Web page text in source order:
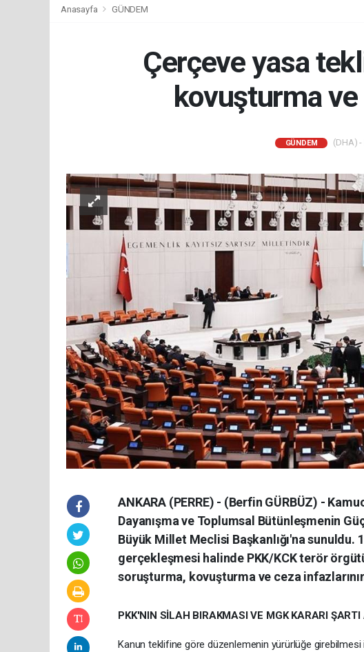
Anasayfa GÜNDEM
Çerçeve yasa
kovuşturma
GÜNDEM (DHA) -
ANKARA (PERRE) - (Berfin GÜRBÜZ) -
Dayanışma ve Toplumsal Bütünleşmenin
Büyük Millet Meclisi Başkanlığı'na
gerçekleşmesi halinde PKK/KCK terör
soruşturma, kovuşturma ve ceza
PKK'NIN SİLAH BIRAKMASI VE MGK KARARI
Kanun teklifine göre düzenlemenin yürürlüğe girebilmesi